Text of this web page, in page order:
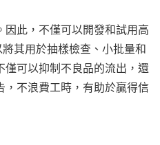
此，不僅可以開發和試用高
其用於抽樣檢查、小批量和
可以抑制不良品的流出，還
不浪費工時，有助於贏得信